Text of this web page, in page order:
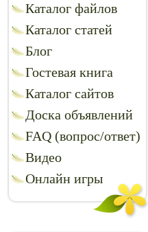
Каталог файлов
Каталог статей
Блог
Гостевая книга
Каталог сайтов
Доска объявлений
FAQ (вопрос/ответ)
Видео
Онлайн игры